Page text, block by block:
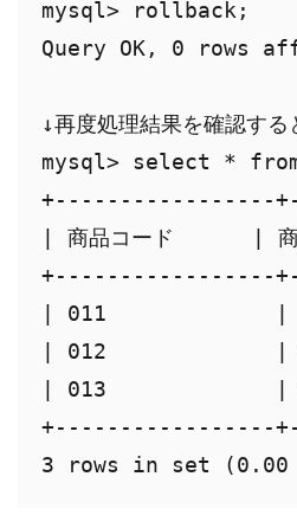
mysql> rollback;
Query OK, 0 rows
↓再度処理結果を確認す
mysql> select * from
+-----------------
| 商品コード      |
+-----------------
| 011             |
| 012             |
| 013             |
+-----------------
3 rows in set (0.00